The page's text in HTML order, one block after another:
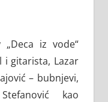
„Deca iz vode“
i gitarista, Lazar
– bubnjevi,
kao